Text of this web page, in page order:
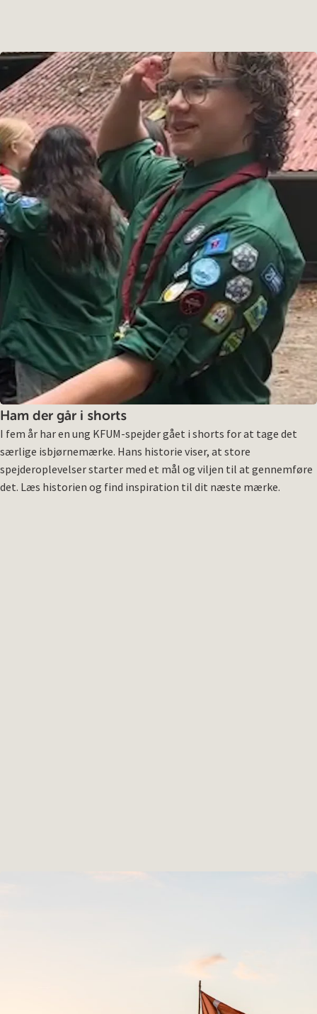
Ham der går i shorts
I fem år har en ung KFUM-spejder gået i shorts for at tage det
særlige isbjørnemærke. Hans historie viser, at store
spejderoplevelser starter med et mål og viljen til at gennemføre
det. Læs historien og find inspiration til dit næste mærke.